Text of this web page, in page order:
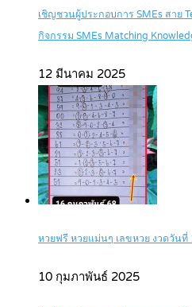
เชิญชวนผู้ประกอบการ SMEs สาย
กิจกรรม SMEs Matching
12 มีนาคม 2025
หวยฟรี หวยแม่นๆ เลขหวย งวดวัน
10 กุมภาพันธ์ 2025